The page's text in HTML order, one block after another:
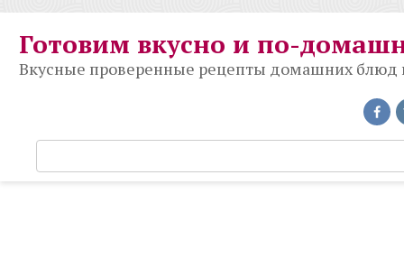
контенту
Готовим вкусно и по-
Вкусные проверенные рецепты домашних блюд
о